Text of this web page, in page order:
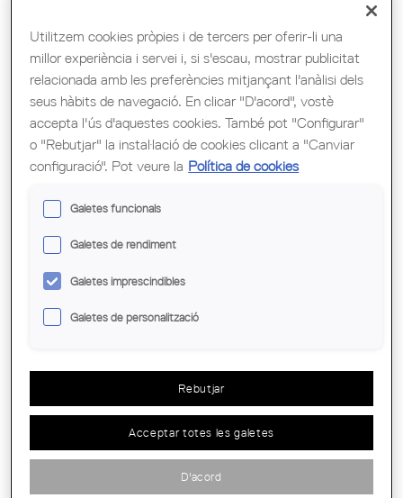
Tipus de document
Departaments
Rehabilitació d’edificis residencials
dels barris gestionats per l’Agència
de l'Habitatge de Catalunya.
Utilitzem cookies pròpies i de tercers per oferir-li una
millor experiència i servei i, si s'escau, mostrar publicitat
relacionada amb les preferències mitjançant l'anàlisi dels
seus hàbits de navegació. En clicar "D'acord", vostè
accepta l'ús d'aquestes cookies. També pot "Configurar"
o "Rebutjar" la instal·lació de cookies clicant a "Canviar
configuració". Pot veure la Política de cookies
Galetes funcionals
Galetes de rendiment
Galetes imprescindibles
Galetes de personalització
Rebutjar
Acceptar totes les galetes
D'acord